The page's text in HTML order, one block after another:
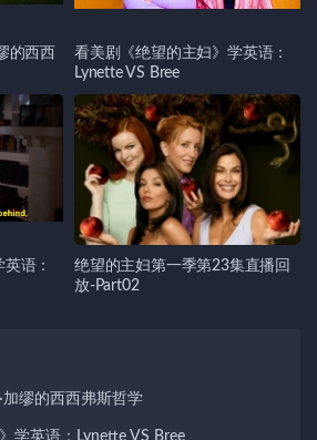
的西西
看美剧《绝望的主妇》学英语：
Lynette VS Bree
语：
绝望的主妇第一季第23集直播回
放-Part02
缪的西西弗斯哲学
学英语：Lynette VS Bree